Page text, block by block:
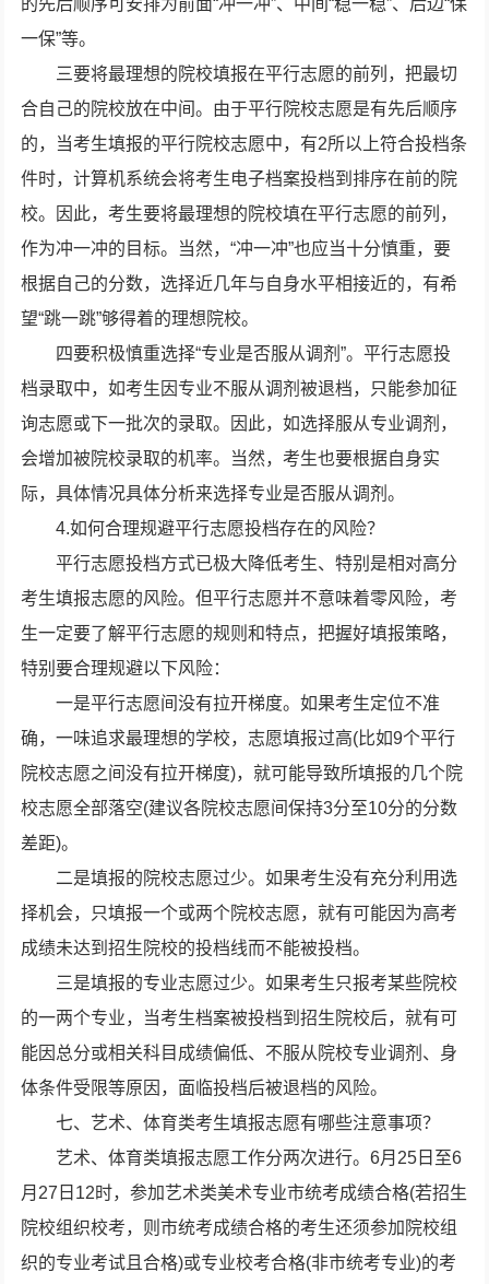
的先后顺序可安排为前面“冲一冲”、中间“稳一稳”、后边“保
一保”等。
三要将最理想的院校填报在平行志愿的前列，把最切
合自己的院校放在中间。由于平行院校志愿是有先后顺序
的，当考生填报的平行院校志愿中，有2所以上符合投档条
件时，计算机系统会将考生电子档案投档到排序在前的院
校。因此，考生要将最理想的院校填在平行志愿的前列，
作为冲一冲的目标。当然，“冲一冲”也应当十分慎重，要
根据自己的分数，选择近几年与自身水平相接近的，有希
望“跳一跳”够得着的理想院校。
四要积极慎重选择“专业是否服从调剂”。平行志愿投
档录取中，如考生因专业不服从调剂被退档，只能参加征
询志愿或下一批次的录取。因此，如选择服从专业调剂，
会增加被院校录取的机率。当然，考生也要根据自身实
际，具体情况具体分析来选择专业是否服从调剂。
4.如何合理规避平行志愿投档存在的风险？
平行志愿投档方式已极大降低考生、特别是相对高分
考生填报志愿的风险。但平行志愿并不意味着零风险，考
生一定要了解平行志愿的规则和特点，把握好填报策略，
特别要合理规避以下风险：
一是平行志愿间没有拉开梯度。如果考生定位不准
确，一味追求最理想的学校，志愿填报过高(比如9个平行
院校志愿之间没有拉开梯度)，就可能导致所填报的几个院
校志愿全部落空(建议各院校志愿间保持3分至10分的分数
差距)。
二是填报的院校志愿过少。如果考生没有充分利用选
择机会，只填报一个或两个院校志愿，就有可能因为高考
成绩未达到招生院校的投档线而不能被投档。
三是填报的专业志愿过少。如果考生只报考某些院校
的一两个专业，当考生档案被投档到招生院校后，就有可
能因总分或相关科目成绩偏低、不服从院校专业调剂、身
体条件受限等原因，面临投档后被退档的风险。
七、艺术、体育类考生填报志愿有哪些注意事项？
艺术、体育类填报志愿工作分两次进行。6月25日至6
月27日12时，参加艺术类美术专业市统考成绩合格(若招生
院校组织校考，则市统考成绩合格的考生还须参加院校组
织的专业考试且合格)或专业校考合格(非市统考专业)的考